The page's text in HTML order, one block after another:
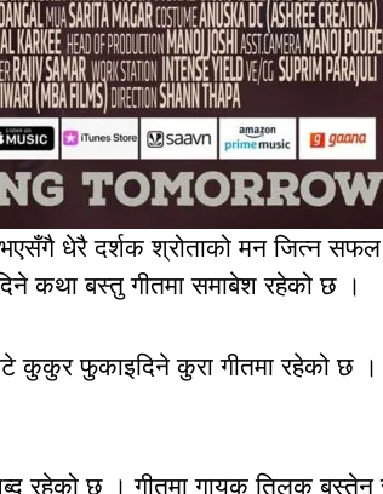
धेरै दर्शक श्रोताको मन जित्न
कथा बस्तु गीतमा समाबेश रहेको छ ।
कुकुर फुकाइदिने कुरा गीतमा रहेको छ ।
रहेको छ । गीतमा गायक तिलक बस्तेन